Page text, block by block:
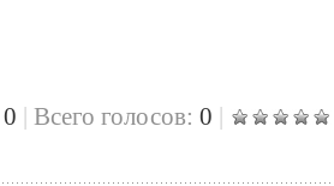
0 | Всего голосов: 0 |